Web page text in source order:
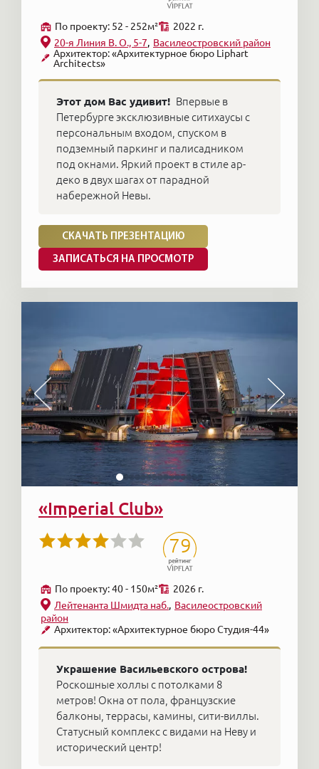
По проекту: 52 - 252м² 2022 г.
Архитектор: «Архитектурное бюро Liphart
Architects»
20-я Линия В. О., 5-7 Василеостровский район
Этот дом Вас удивит! Впервые в
Петербурге эксклюзивные ситихаусы с
персональным входом, спуском в
подземный паркинг и палисадником
под окнами. Яркий проект в стиле ар-
деко в двух шагах от парадной
набережной Невы.
СКАЧАТЬ ПРЕЗЕНТАЦИЮ
ЗАПИСАТЬСЯ НА ПРОСМОТР
«Imperial Club»
79
По проекту: 40 - 150м² 2026 г.
Архитектор: «Архитектурное бюро Студия-44»
Лейтенанта Шмидта наб. Василеостровский
район
Украшение Васильевского острова!
Роскошные холлы с потолками 8
метров! Окна от пола, французские
балконы, террасы, камины, сити-виллы.
Статусный комплекс с видами на Неву и
исторический центр!